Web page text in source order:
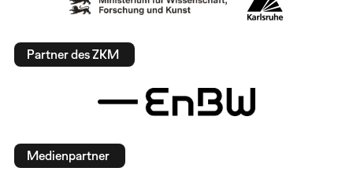
Partner des ZKM
Medienpartner